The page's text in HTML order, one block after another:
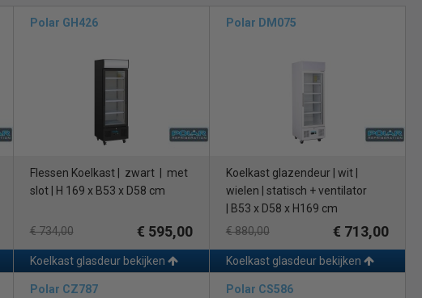
Polar GH426
Flessen Koelkast | zwart | met
slot | H 169 x B53 x D58 cm
€ 734,00 € 595,00
Koelkast glasdeur bekijken
Polar DM075
Koelkast glazendeur | wit |
wielen | statisch + ventilator
| B53 x D58 x H169 cm
€ 880,00
€ 713,00
Koelkast glasdeur bekijken
Polar CZ787 Polar CS586